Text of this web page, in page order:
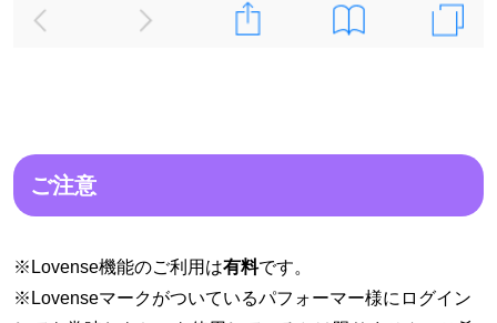
ご注意
※Lovense機能のご利用は有料です。
※Lovenseマークがついているパフォーマー様にログイン